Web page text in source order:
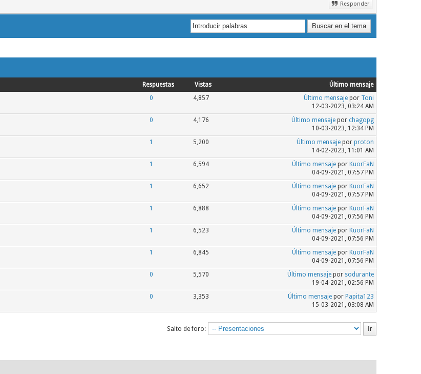
Responder
Respuestas Vistas Último mensaje
0 4,857 Último mensajepor Toni
12-03-2023, 03:24 AM
0 4,176 Último mensajepor chagopg
10-03-2023, 12:34 PM
1 5,200 Último mensajepor proton
14-02-2023, 11:01 AM
1 6,594 Último mensajepor KuorFaN
04-09-2021, 07:57 PM
1 6,652 Último mensajepor KuorFaN
04-09-2021, 07:57 PM
1 6,888 Último mensajepor KuorFaN
04-09-2021, 07:56 PM
1 6,523 Último mensajepor KuorFaN
04-09-2021, 07:56 PM
1 6,845 Último mensajepor KuorFaN
04-09-2021, 07:56 PM
0 5,570 Último mensajepor sodurante
19-04-2021, 02:56 PM
0 3,353 Último mensajepor Papita123
15-03-2021, 03:08 AM
Salto de foro: